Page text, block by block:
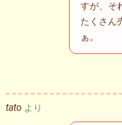
すが、そ
たくさん
ぁ。
tato より